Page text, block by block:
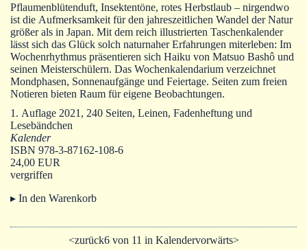
Pflaumenblütenduft, Insektentöne, rotes Herbstlaub – nirgendwo
ist die Aufmerksamkeit für den jahreszeitlichen Wandel der Natur
größer als in Japan. Mit dem reich illustrierten Taschenkalender
lässt sich das Glück solch naturnaher Erfahrungen miterleben: Im
Wochenrhythmus präsentieren sich Haiku von Matsuo Bashô und
seinen Meisterschülern. Das Wochenkalendarium verzeichnet
Mondphasen, Sonnenaufgänge und Feiertage. Seiten zum freien
Notieren bieten Raum für eigene Beobachtungen.
1. Auflage 2021, 240 Seiten, Leinen, Fadenheftung und
Lesebändchen
Kalender
ISBN 978-3-87162-108-6
24,00 EUR
vergriffen
▸ In den Warenkorb
<zurück6 von 11 in Kalendervorwärts>